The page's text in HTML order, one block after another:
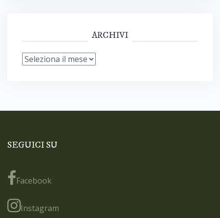
ARCHIVI
Archivi
SEGUICI SU
Facebook
Instagram